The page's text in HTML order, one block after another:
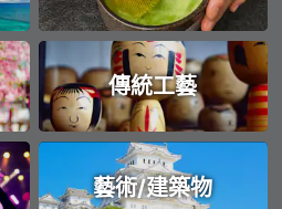
傳統工藝
藝術/建築物